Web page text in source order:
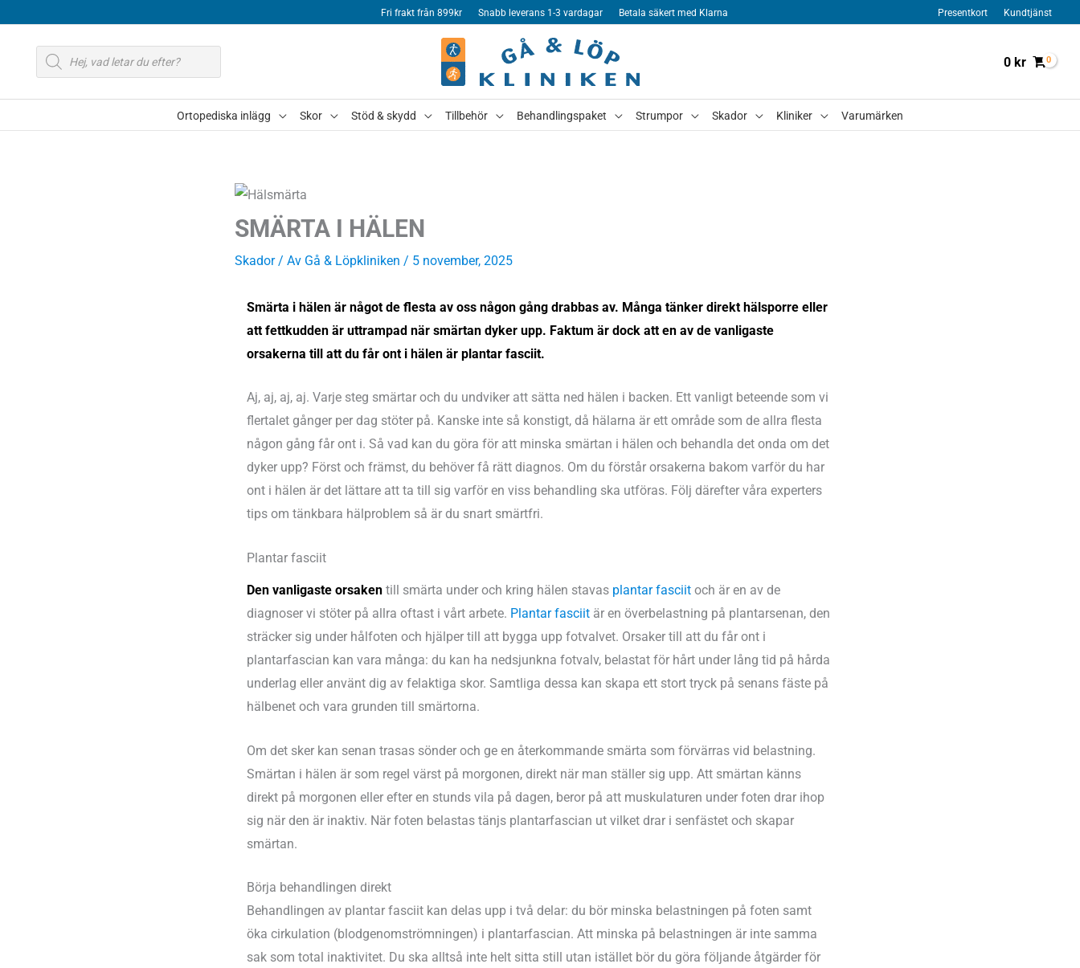
Fri frakt från 899kr Snabb leverans 1-3 vardagar Betala säkert med Klarna Presentkort Kundtjänst
Produktsökning
0 kr
Ortopediska inlägg Skor Stöd & skydd Tillbehör Behandlingspaket Strumpor Skador Kliniker Varumärken
SMÄRTA I HÄLEN
Skador/ Av Gå & Löpkliniken / 5 november, 2025
Smärta i hälen är något de flesta av oss någon gång drabbas av. Många tänker direkt hälsporre eller
att fettkudden är uttrampad när smärtan dyker upp. Faktum är dock att en av de vanligaste
orsakerna till att du får ont i hälen är plantar fasciit.
Aj, aj, aj, aj. Varje steg smärtar och du undviker att sätta ned hälen i backen. Ett vanligt beteende som vi
flertalet gånger per dag stöter på. Kanske inte så konstigt, då hälarna är ett område som de allra flesta
någon gång får ont i. Så vad kan du göra för att minska smärtan i hälen och behandla det onda om det
dyker upp? Först och främst, du behöver få rätt diagnos. Om du förstår orsakerna bakom varför du har
ont i hälen är det lättare att ta till sig varför en viss behandling ska utföras. Följ därefter våra experters
tips om tänkbara hälproblem så är du snart smärtfri.
Plantar fasciit
Den vanligaste orsaken till smärta under och kring hälen stavas plantar fasciit och är en av de
diagnoser vi stöter på allra oftast i vårt arbete. Plantar fasciit är en överbelastning på plantarsenan, den
sträcker sig under hålfoten och hjälper till att bygga upp fotvalvet. Orsaker till att du får ont i
plantarfascian kan vara många: du kan ha nedsjunkna fotvalv, belastat för hårt under lång tid på hårda
underlag eller använt dig av felaktiga skor. Samtliga dessa kan skapa ett stort tryck på senans fäste på
hälbenet och vara grunden till smärtorna.
Om det sker kan senan trasas sönder och ge en återkommande smärta som förvärras vid belastning.
Smärtan i hälen är som regel värst på morgonen, direkt när man ställer sig upp. Att smärtan känns
direkt på morgonen eller efter en stunds vila på dagen, beror på att muskulaturen under foten drar ihop
sig när den är inaktiv. När foten belastas tänjs plantarfascian ut vilket drar i senfästet och skapar
smärtan.
Börja behandlingen direkt
Behandlingen av plantar fasciit kan delas upp i två delar: du bör minska belastningen på foten samt
öka cirkulation (blodgenomströmningen) i plantarfascian. Att minska på belastningen är inte samma
sak som total inaktivitet. Du ska alltså inte helt sitta still utan istället bör du göra följande åtgärder för